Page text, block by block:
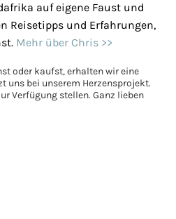
auf eigene Faust und
Reisetipps und Erfahrungen,
Mehr über Chris >>
oder kaufst, erhalten wir eine
uns bei unserem Herzensprojekt.
Verfügung stellen. Ganz lieben